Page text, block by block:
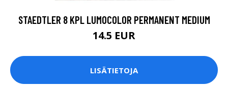
STAEDTLER 8 KPL LUMOCOLOR PERMANENT MEDIUM
14.5 EUR
LISÄTIETOJA